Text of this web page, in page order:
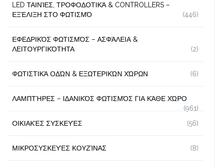
LED ΤΑΙΝΊΕΣ, ΤΡΟΦΟΔΟΤΙΚΆ & CONTROLLERS –
ΕΞΈΛΙΞΗ ΣΤΟ ΦΩΤΙΣΜΌ
(446)
ΕΦΕΔΡΙΚΌΣ ΦΩΤΙΣΜΌΣ – ΑΣΦΆΛΕΙΑ &
ΛΕΙΤΟΥΡΓΙΚΌΤΗΤΑ
(2)
ΦΩΤΙΣΤΙΚΆ ΟΔΏΝ & ΕΞΩΤΕΡΙΚΏΝ ΧΏΡΩΝ (6)
ΛΑΜΠΤΉΡΕΣ – ΙΔΑΝΙΚΌΣ ΦΩΤΙΣΜΌΣ ΓΙΑ ΚΆΘΕ ΧΏΡΟ
(961)
ΟΙΚΙΑΚΈΣ ΣΥΣΚΕΥΈΣ
(56)
ΜΙΚΡΟΣΥΣΚΕΥΈΣ ΚΟΥΖΊΝΑΣ (8)